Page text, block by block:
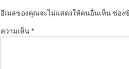
อีเมลของคุณจะไม่แสดงให้คนอื่นเห็น ช่อง
ความเห็น*